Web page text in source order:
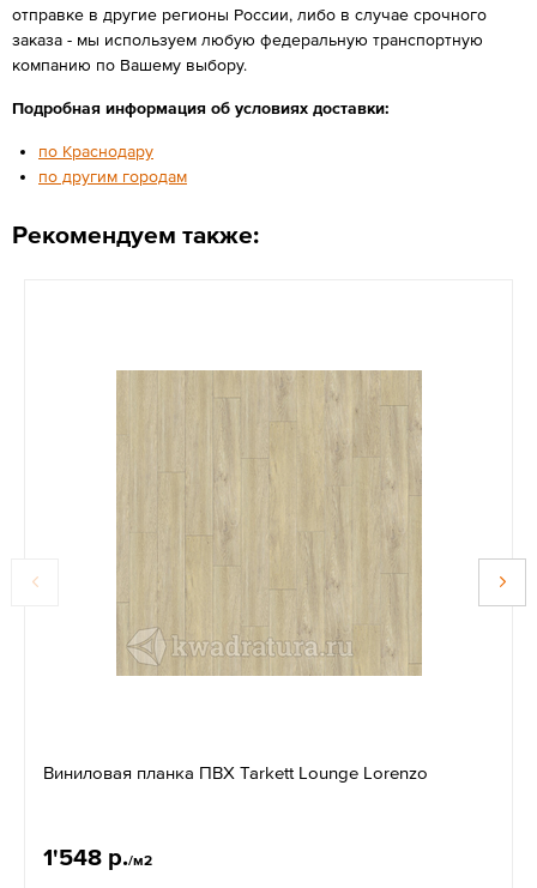
отправке в другие регионы России, либо в случае срочного
заказа - мы используем любую федеральную транспортную
компанию по Вашему выбору.
Подробная информация об условиях доставки:
по Краснодару
по другим городам
Рекомендуем также:
Виниловая планка ПВХ Tarkett Lounge Lorenzo
1'548 р./м2